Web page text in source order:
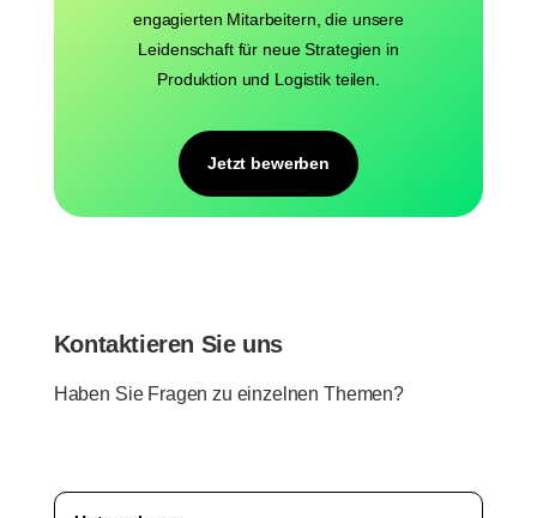
engagierten Mitarbeitern, die unsere
Leidenschaft für neue Strategien in
Produktion und Logistik teilen.
Jetzt bewerben
Kontaktieren Sie uns
Haben Sie Fragen zu einzelnen Themen?